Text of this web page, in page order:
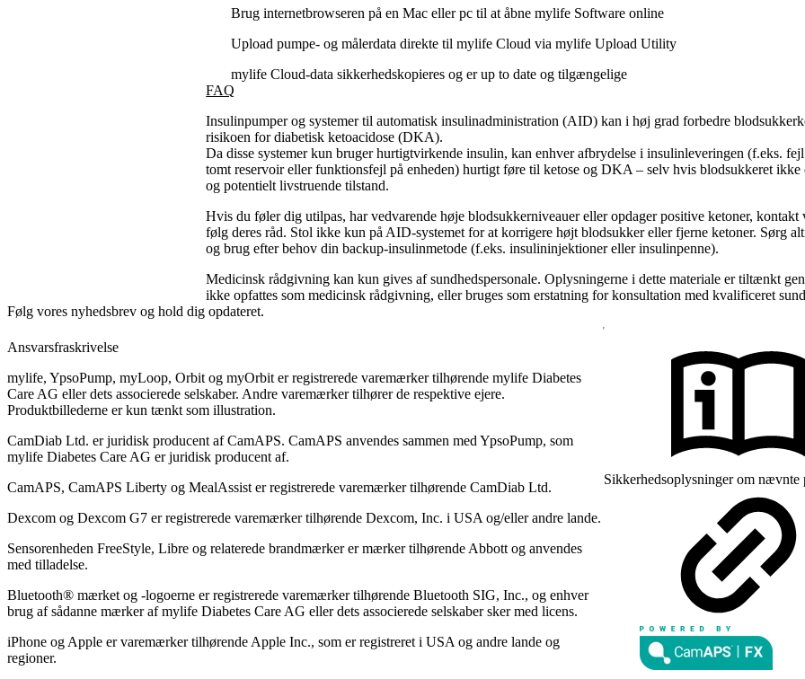
Brug internetbrowseren på en Mac eller pc til at åbne mylife Software online
Upload pumpe- og målerdata direkte til mylife Cloud via mylife Upload Utility
mylife Cloud-data sikkerhedskopieres og er up to date og tilgængelige
FAQ
Insulinpumper og systemer til automatisk insulinadministration (AID) kan i høj grad forbedre
risikoen for diabetisk ketoacidose (DKA).
Da disse systemer kun bruger hurtigtvirkende insulin, kan enhver afbrydelse i insulinleveringen (f.eks.
tomt reservoir eller funktionsfejl på enheden) hurtigt føre til ketose og DKA – selv hvis blodsukkeret
og potentielt livstruende tilstand.
Hvis du føler dig utilpas, har vedvarende høje blodsukkerniveauer eller opdager positive ketoner, kontakt
følg deres råd. Stol ikke kun på AID-systemet for at korrigere højt blodsukker eller fjerne ketoner. Sørg
og brug efter behov din backup-insulinmetode (f.eks. insulininjektioner eller insulinpenne).
Medicinsk rådgivning kan kun gives af sundhedspersonale. Oplysningerne i dette materiale er tiltænkt
ikke opfattes som medicinsk rådgivning, eller bruges som erstatning for konsultation med kvalificeret
Følg vores nyhedsbrev og hold dig opdateret.
Ansvarsfraskrivelse
mylife, YpsoPump, myLoop, Orbit og myOrbit er registrerede varemærker tilhørende mylife Diabetes
Care AG eller dets associerede selskaber. Andre varemærker tilhører de respektive ejere.
Produktbillederne er kun tænkt som illustration.
CamDiab Ltd. er juridisk producent af CamAPS. CamAPS anvendes sammen med YpsoPump, som
mylife Diabetes Care AG er juridisk producent af.
CamAPS, CamAPS Liberty og MealAssist er registrerede varemærker tilhørende CamDiab Ltd.
Dexcom og Dexcom G7 er registrerede varemærker tilhørende Dexcom, Inc. i USA og/eller andre lande.
Sensorenheden FreeStyle, Libre og relaterede brandmærker er mærker tilhørende Abbott og anvendes
med tilladelse.
Bluetooth® mærket og -logoerne er registrerede varemærker tilhørende Bluetooth SIG, Inc., og enhver
brug af sådanne mærker af mylife Diabetes Care AG eller dets associerede selskaber sker med licens.
iPhone og Apple er varemærker tilhørende Apple Inc., som er registreret i USA og andre lande og
regioner.
Sikkerhedsoplysninger om nævnte